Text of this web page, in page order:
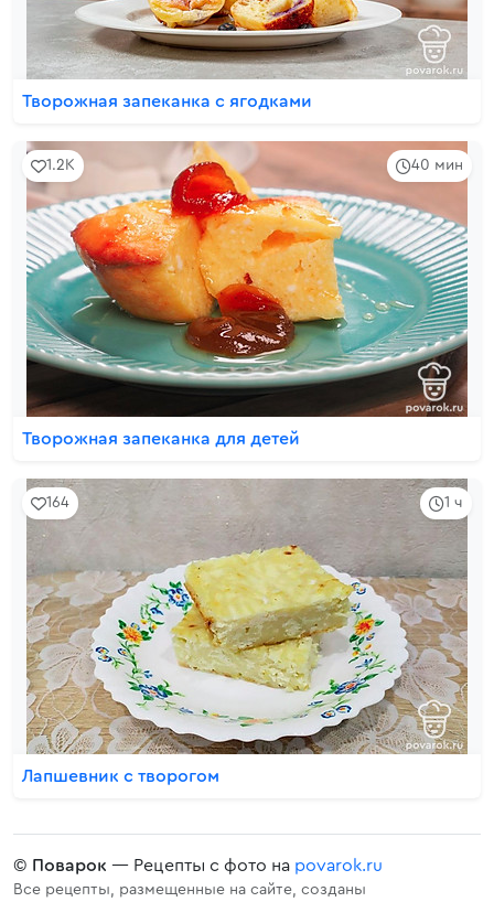
Творожная запеканка с ягодками
40 мин
1.2K
Творожная запеканка для детей
1 ч
164
Лапшевник с творогом
© Поварок — Рецепты с фото на povarok.ru
Все рецепты, размещенные на сайте, созданы